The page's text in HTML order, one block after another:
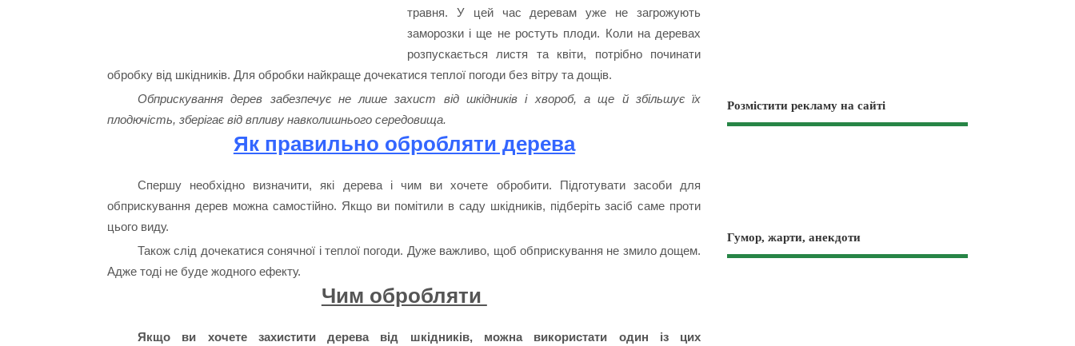
травня. У цей час деревам уже не загрожують
заморозки і ще не ростуть плоди. Коли на деревах
розпускається листя та квіти, потрібно починати
обробку від шкідників. Для обробки найкраще дочекатися теплої погоди без вітру та дощів.
Обприскування дерев забезпечує не лише захист від шкідників і хвороб, а ще й збільшує їх
плодючість, зберігає від впливу навколишнього середовища.
Як правильно обробляти дерева
Спершу необхідно визначити, які дерева і чим ви хочете обробити. Підготувати засоби для
обприскування дерев можна самостійно. Якщо ви помітили в саду шкідників, підберіть засіб саме проти
цього виду.
Також слід дочекатися сонячної і теплої погоди. Дуже важливо, щоб обприскування не змило дощем.
Адже тоді не буде жодного ефекту.
Чим обробляти
Якщо ви хочете захистити дерева від шкідників, можна використати один із цих
Розмістити рекламу на сайті
Гумор, жарти, анекдоти